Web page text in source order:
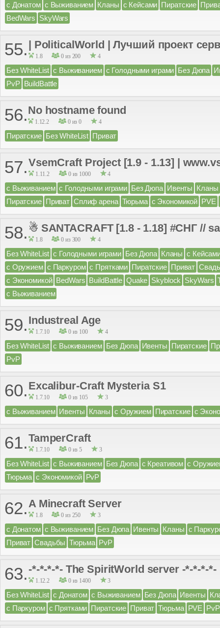
с Донатом с Выживанием Кланы с Кейсами Пиратские
BedWars SkyWars
55. | PoliticalWorld | Лучший проект
1.8 0 из 200 4
Без WhiteList с Выживанием с Голодными играми Без Дюпа
PvP BuildBattle
56.No hostname found
1.12.2 0 из 0 4
Пиратские Без WhiteList Приват
57.VsemCraft Project [1.9 - 1.13] |
1.11.2 0 из 1000 4
с Выживанием с Голодными играми Без Дюпа Ивенты Кланы
Пиратские Приват Сплиф арена Тюрьма с Экономикой PVE
58. ☃ SANTACRAFT [1.8 - 1.18] #СНГ //
1.8 0 из 300 4
Без WhiteList с Голодными играми Без Дюпа Кланы с
с Оружием с Паркуром с Прятками Пиратские Приват
с Экономикой BedWars BuildBattle Quake Skyblock SkyWars
с Выживанием
59. Industreal Age
1.7.10 0 из 100 4
Без WhiteList с Выживанием Без Дюпа Ивенты Пиратские
PvP
60. Excalibur-Craft Mysteria S1
1.7.10 0 из 105 3
с Выживанием Ивенты Кланы с Оружием Пиратские с
61.TamperCraft
1.7.10 0 из 5 3
Без WhiteList с Выживанием Без Дюпа с Креативом с
Тюрьма с Экономикой PvP
62.A Minecraft Server
1.8 0 из 250 3
с Донатом с Выживанием Без Дюпа Ивенты Кланы с
Приват Свадьбы Тюрьма PvP
63. -*-*-*-*- The SpiritWorld server -*-*-*-*-
1.12.2 0 из 1400 3
Без WhiteList с Донатом с Выживанием Без Дюпа Ивенты
с Паркуром с Прятками Пиратские Приват Тюрьма PVE PvP